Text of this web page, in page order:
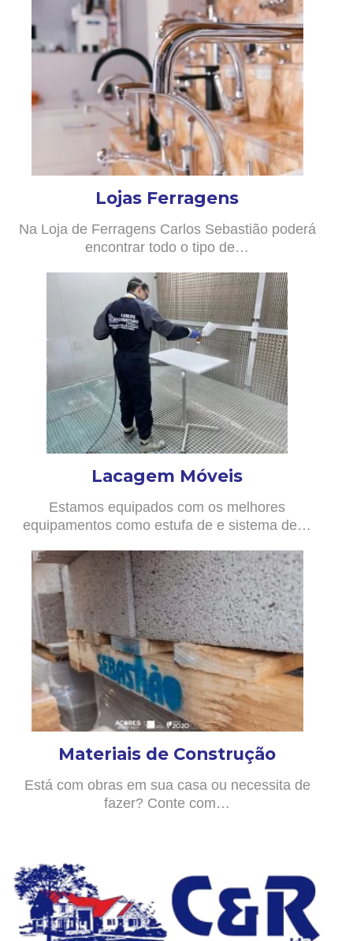
Lojas Ferragens
Na Loja de Ferragens Carlos Sebastião poderá
encontrar todo o tipo de…
Lacagem Móveis
Estamos equipados com os melhores
equipamentos como estufa de e sistema de…
Materiais de Construção
Está com obras em sua casa ou necessita de
fazer? Conte com…